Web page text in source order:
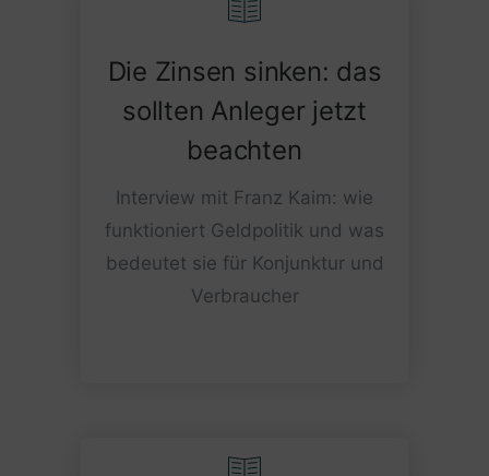
Die Zinsen sinken: das
sollten Anleger jetzt
beachten
Interview mit Franz Kaim: wie
funktioniert Geldpolitik und was
bedeutet sie für Konjunktur und
Verbraucher